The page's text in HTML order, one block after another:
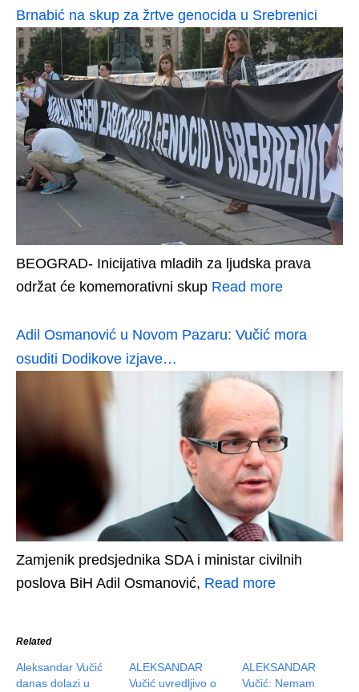
Brnabić na skup za žrtve genocida u Srebrenici
BEOGRAD- Inicijativa mladih za ljudska prava
održat će komemorativni skup Read more
Adil Osmanović u Novom Pazaru: Vučić mora
osuditi Dodikove izjave…
Zamjenik predsjednika SDA i ministar civilnih
poslova BiH Adil Osmanović, Read more
Related
Aleksandar Vučić
danas dolazi u
ALEKSANDAR
Vučić uvredljivo o
ALEKSANDAR
Vučić: Nemam